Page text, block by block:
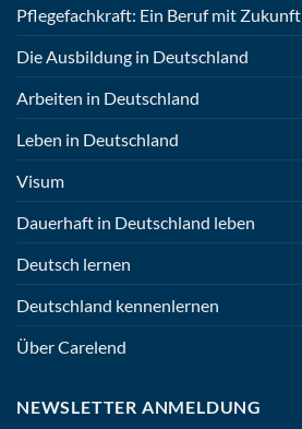
Pflegefachkraft: Ein Beruf mit Zukunft
Die Ausbildung in Deutschland
Arbeiten in Deutschland
Leben in Deutschland
Visum
Dauerhaft in Deutschland leben
Deutsch lernen
Deutschland kennenlernen
Über Carelend
NEWSLETTER ANMELDUNG